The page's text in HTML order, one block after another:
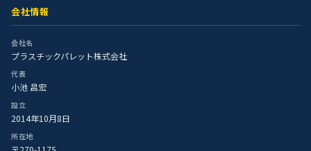
会社情報
会社名
プラスチックパレット株式会社
代表
小池 昌宏
設立
2014年10月8日
所在地